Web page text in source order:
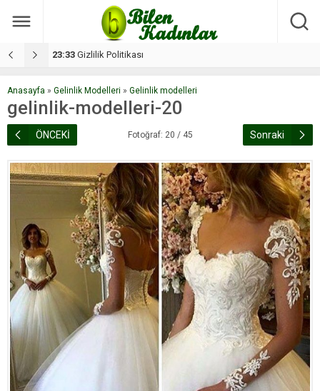
17:08 Dilan, düğününe 5 gün kala hayatını kaybetti
Anasayfa » Gelinlik Modelleri » Gelinlik modelleri
gelinlik-modelleri-20
ÖNCEKİ Fotoğraf: 20 / 45 Sonraki